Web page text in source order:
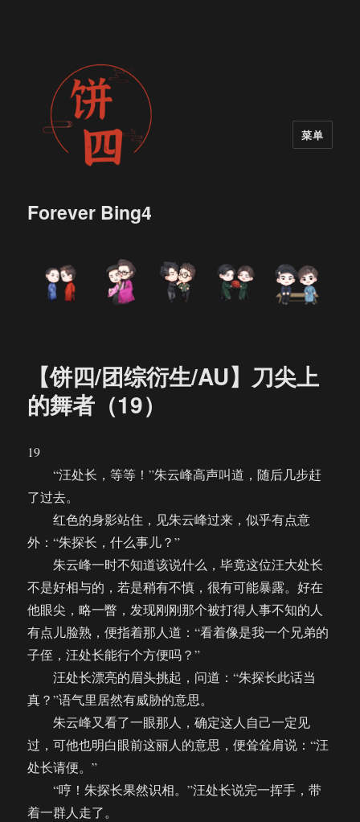
Forever Bing4
菜单
【饼四/团综衍生/AU】刀尖上
的舞者（19）
19
“汪处长，等等！”朱云峰高声叫道，随后几步赶
了过去。
红色的身影站住，见朱云峰过来，似乎有点意
外：“朱探长，什么事儿？”
朱云峰一时不知道该说什么，毕竟这位汪大处长
不是好相与的，若是稍有不慎，很有可能暴露。好在
他眼尖，略一瞥，发现刚刚那个被打得人事不知的人
有点儿脸熟，便指着那人道：“看着像是我一个兄弟的
子侄，汪处长能行个方便吗？”
汪处长漂亮的眉头挑起，问道：“朱探长此话当
真？”语气里居然有威胁的意思。
朱云峰又看了一眼那人，确定这人自己一定见
过，可他也明白眼前这丽人的意思，便耸耸肩说：“汪
处长请便。”
“哼！朱探长果然识相。”汪处长说完一挥手，带
着一群人走了。